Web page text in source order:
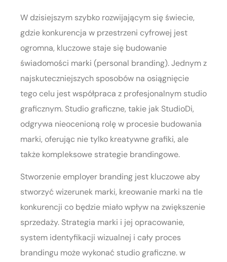
W dzisiejszym szybko rozwijającym się świecie,
gdzie konkurencja w przestrzeni cyfrowej jest
ogromna, kluczowe staje się budowanie
świadomości marki (personal branding). Jednym z
najskuteczniejszych sposobów na osiągnięcie
tego celu jest współpraca z profesjonalnym studio
graficznym. Studio graficzne, takie jak StudioDi,
odgrywa nieocenioną rolę w procesie budowania
marki, oferując nie tylko kreatywne grafiki, ale
także kompleksowe strategie brandingowe.
Stworzenie employer branding jest kluczowe aby
stworzyć wizerunek marki, kreowanie marki na tle
konkurencji co będzie miało wpływ na zwiększenie
sprzedaży. Strategia marki i jej opracowanie,
system identyfikacji wizualnej i cały proces
brandingu może wykonać studio graficzne. w